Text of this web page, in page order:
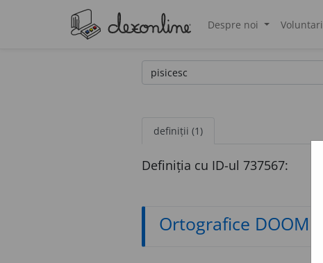
Despre noi Voluntari
definiții (1)
Definiția cu ID-ul 737567:
Ortografice DOOM